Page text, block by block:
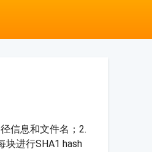
信息和文件名；2.
进行SHA1 hash